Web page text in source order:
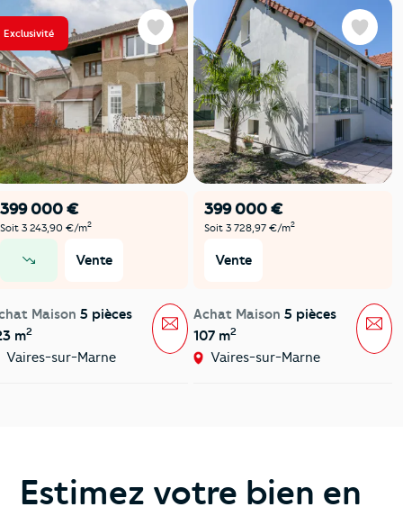
Exclusivité
399 000 €
Soit 3 243,90 €/m2
Vente
Maison 5 pièces
m2
Vaires-sur-Marne
Favoris
Message
399 000 €
Soit 3 728,97 €/m2
Vente
Achat Maison 5 pièces
107 m2
Vaires-sur-Marne
Favoris
Estimez votre bien en